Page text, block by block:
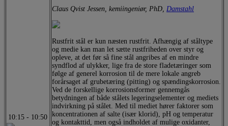
10:15 - 10:50
Claus Qvist Jessen, kemiingeniør, PhD, Damstahl
Rustfrit stål er kun næsten rustfrit. Afhængig af ståltype
og medie kan man let sætte rustfriheden over styr og
opleve, at det før så fine stål angribes af en mindre
syndflod af ulykker, lige fra de store fladetæringer som
følge af generel korrosion til de mere lokale angreb
forårsaget af grubetæring (pitting) og spændingskorrosion.
Ved de forskellige korrosionsformer gennemgås
betydningen af både stålets legeringselementer og mediets
indvirkning på stålet. Med til mediet hører faktorer som
koncentrationen af salte (især klorid), pH og temperatur
og kontakttid, men også indholdet af mulige oxidanter,